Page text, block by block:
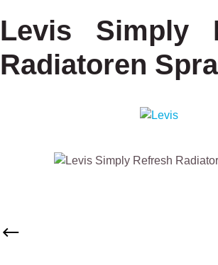
Levis Simply
Radiatoren
Afbeeldingengalerij overslaan